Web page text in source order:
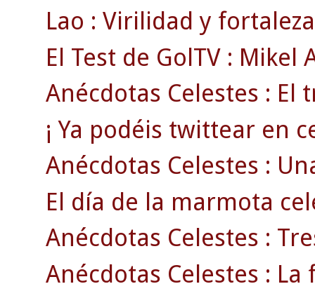
Lao : Virilidad y
El Test de GolTV : Mikel
Anécdotas Celestes : El
¡ Ya podéis twittear en
Anécdotas Celestes :
El día de la marmota
Anécdotas Celestes :
Anécdotas Celestes :